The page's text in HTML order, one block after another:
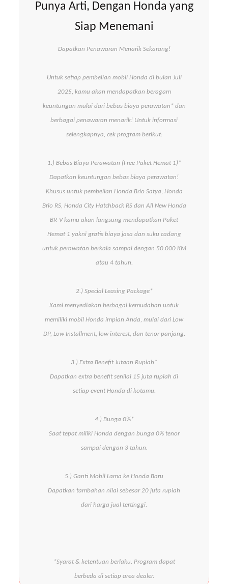
Punya Arti, Dengan Honda yang
Siap Menemani
Dapatkan Penawaran Menarik Sekarang!
Untuk setiap pembelian mobil Honda di bulan Juli
2025, kamu akan mendapatkan beragam
keuntungan mulai dari bebas biaya perawatan* dan
berbagai penawaran menarik! Untuk informasi
selengkapnya, cek program berikut:
1.) Bebas Biaya Perawatan (Free Paket Hemat 1)*
Dapatkan keuntungan bebas biaya perawatan!
Khusus untuk pembelian Honda Brio Satya, Honda
Brio RS, Honda City Hatchback RS dan All New Honda
BR-V kamu akan langsung mendapatkan Paket
Hemat 1 yakni gratis biaya jasa dan suku cadang
untuk perawatan berkala sampai dengan 50.000 KM
atau 4 tahun.
2.) Special Leasing Package*
Kami menyediakan berbagai kemudahan untuk
memiliki mobil Honda impian Anda, mulai dari Low
DP, Low Installment, low interest, dan tenor panjang.
3.) Extra Benefit Jutaan Rupiah*
Dapatkan extra benefit senilai 15 juta rupiah di
setiap event Honda di kotamu.
4.) Bunga 0%*
Saat tepat miliki Honda dengan bunga 0% tenor
sampai dengan 3 tahun.
5.) Ganti Mobil Lama ke Honda Baru
Dapatkan tambahan nilai sebesar 20 juta rupiah
dari harga jual tertinggi.
*Syarat & ketentuan berlaku. Program dapat
berbeda di setiap area dealer.